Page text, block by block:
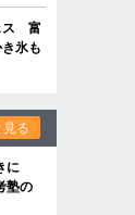
ス 富
氷も
見る
に
塾の